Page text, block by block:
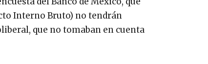
Interno Bruto) no tendrán
que no tomaban en cuenta